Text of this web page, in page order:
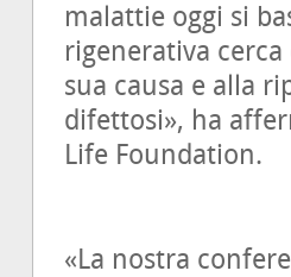
malattie oggi si
rigenerativa
sua causa e alla
difettosi», ha
Life Foundation.
«La nostra